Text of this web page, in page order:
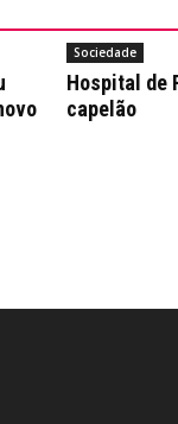
Sociedade
Hospital de
capelão